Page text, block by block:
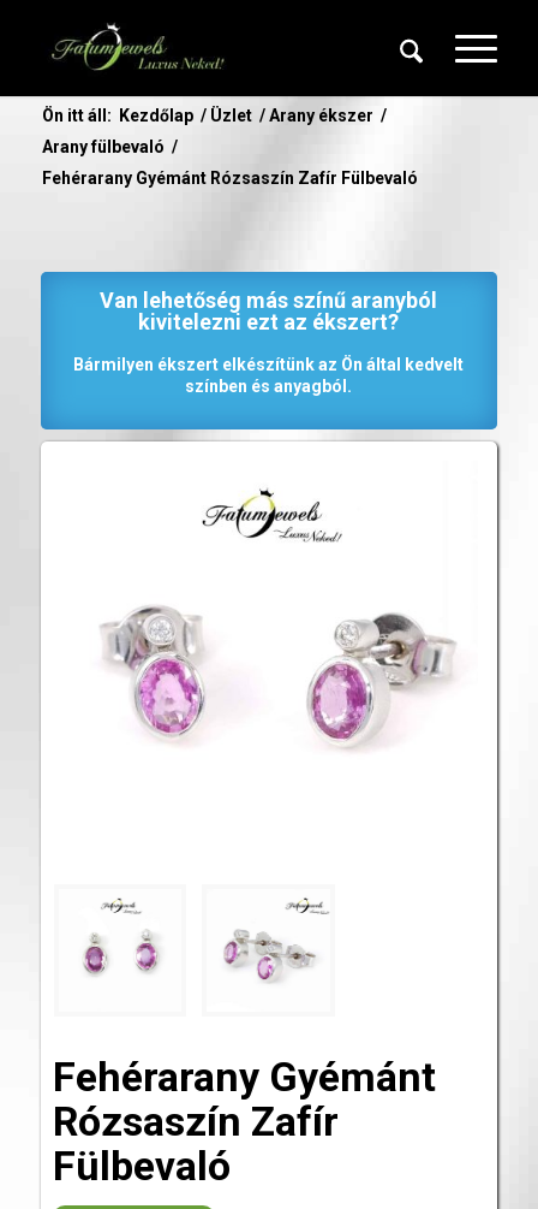
Ön itt áll: Kezdőlap / Üzlet / Arany ékszer /
Arany fülbevaló /
Fehérarany Gyémánt Rózsaszín Zafír Fülbevaló
Van lehetőség más színű aranyból
kivitelezni ezt az ékszert?
Bármilyen ékszert elkészítünk az Ön által kedvelt
színben és anyagból.
Fehérarany Gyémánt
Rózsaszín Zafír
Fülbevaló